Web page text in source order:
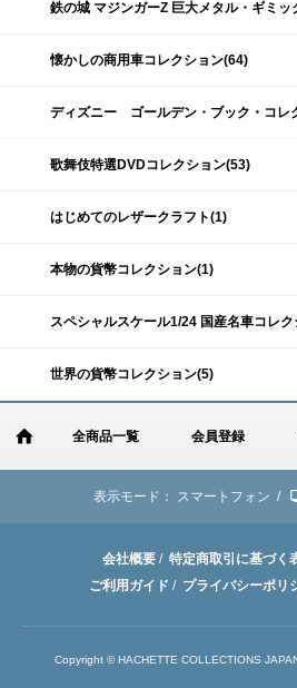
鉄の城 マジンガーZ 巨大メタル・ギミ
懐かしの商用車コレクション(64)
ディズニー ゴールデン・ブック・コレ
歌舞伎特選DVDコレクション(53)
はじめてのレザークラフト(1)
本物の貨幣コレクション(1)
スペシャルスケール1/24 国産名車コレ
世界の貨幣コレクション(5)
全商品一覧 会員登録
表示モード： スマートフォン /
会社概要 / 特定商取引に基づく
ご利用ガイド / プライバシーポリ
Copyright © HACHETTE COLLECTIONS